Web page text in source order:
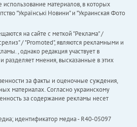
материалов, в которых
"Українськi Новини" и "Украинская Фото
на сайте с меткой "Реклама" /
/ "Promoted", являются рекламными и
, однако редакция участвует в
разделяет мнения, высказанные в этих
за факты и оценочные суждения,
материалах. Согласно украинскому
за содержание рекламы несет
идентификатор медиа - R40-05097